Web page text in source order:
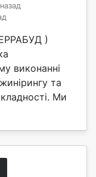
)
виконанні
та
Ми